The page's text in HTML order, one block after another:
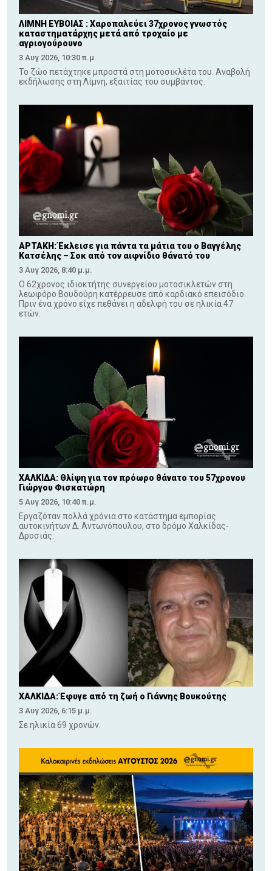
ΛΙΜΝΗ ΕΥΒΟΙΑΣ : Χαροπαλεύει 37χρονος γνωστός
καταστηματάρχης μετά από τροχαίο με
αγριογούρουνο
3 Αυγ 2026, 10:30 π.μ.
Το ζώο πετάχτηκε μπροστά στη μοτοσικλέτα του. Αναβολή
εκδήλωσης στη Λίμνη, εξαιτίας του συμβάντος.
ΑΡΤΑΚΗ: Έκλεισε για πάντα τα μάτια του ο Βαγγέλης
Κατσέλης – Σοκ από τον αιφνίδιο θάνατό του
3 Αυγ 2026, 8:40 μ.μ.
Ο 62χρονος ιδιοκτήτης συνεργείου μοτοσικλετών στη
λεωφόρο Βουδούρη κατέρρευσε από καρδιακό επεισόδιο.
Πριν ένα χρόνο είχε πεθάνει η αδελφή του σε ηλικία 47
ετών.
ΧΑΛΚΙΔΑ: Θλίψη για τον πρόωρο θάνατο του 57χρονου
Γιώργου Φισκατώρη
5 Αυγ 2026, 10:40 π.μ.
Εργαζόταν πολλά χρόνια στο κατάστημα εμπορίας
αυτοκινήτων Δ. Αντωνόπουλου, στο δρόμο Χαλκίδας-
Δροσιάς.
ΧΑΛΚΙΔΑ: Έφυγε από τη ζωή ο Γιάννης Βουκούτης
3 Αυγ 2026, 6:15 μ.μ.
Σε ηλικία 69 χρονών.